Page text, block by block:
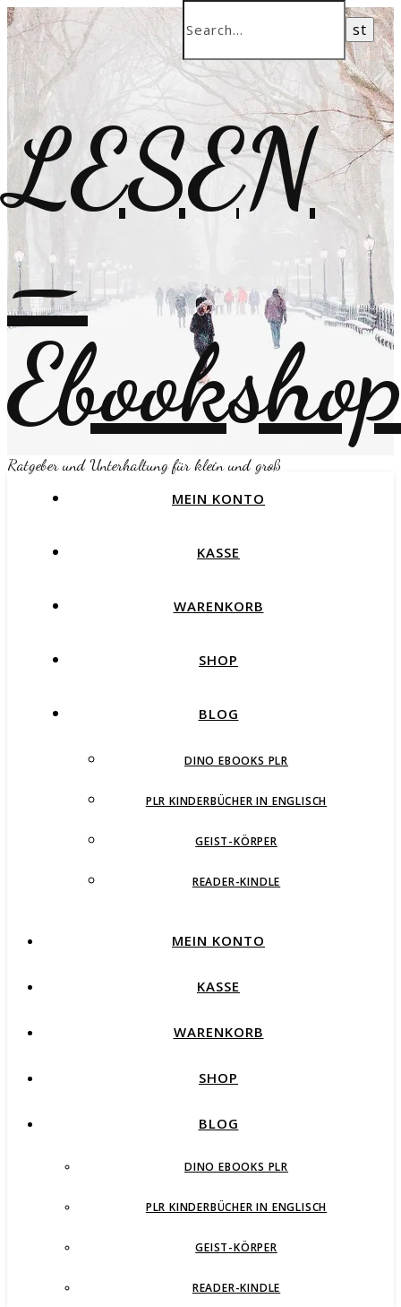
LESEN
–
Ebookshop
Ratgeber und Unterhaltung für klein und groß
MEIN KONTO
KASSE
WARENKORB
SHOP
BLOG
DINO EBOOKS PLR
PLR KINDERBÜCHER IN ENGLISCH
GEIST-KÖRPER
READER-KINDLE
MEIN KONTO
KASSE
WARENKORB
SHOP
BLOG
DINO EBOOKS PLR
PLR KINDERBÜCHER IN ENGLISCH
GEIST-KÖRPER
READER-KINDLE